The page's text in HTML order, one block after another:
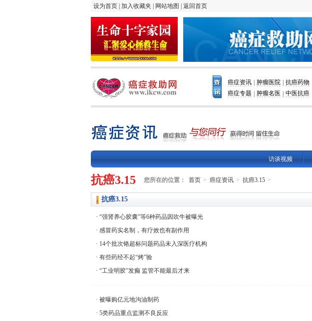
设为首页 加入收藏夹 网站地图 返回首页
癌症资讯 肿瘤医院
抗癌药物
癌症专题 | 肿瘤名医 | 中医抗癌
访谈视频
抗癌3.15 您所在的位置： 首页 癌症资讯 抗癌3.15
抗癌3.15
“强肾养心胶囊”等6种药品因吹牛被曝光
感冒药实名制，有疗效也有副作用
14个批次铬超标问题药品未入深医疗机构
有些药经不起“烤”验
“工业明胶”发癫 监管不能最后才来
被曝购亿元地沟油制药
5类药品重点监测不良反应